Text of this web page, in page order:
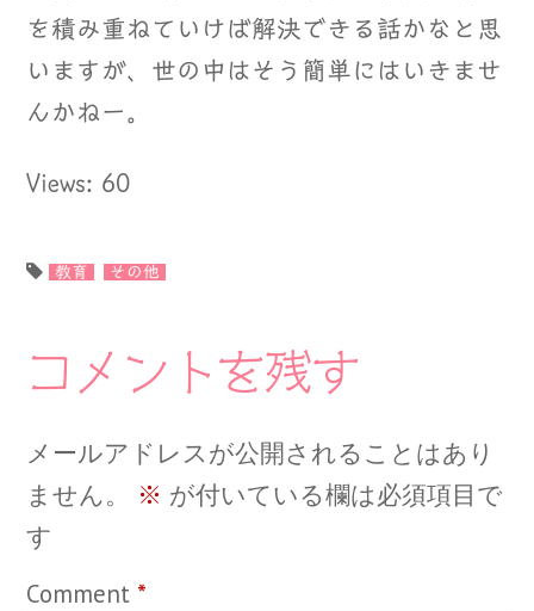
を積み重ねていけば解決できる話かなと思
いますが、世の中はそう簡単にはいきませ
んかねー。
Views: 60
教育 その他
コメントを残す
メールアドレスが公開されることはあり
ません。
※ が付いている欄は必須項目で
す
Comment *